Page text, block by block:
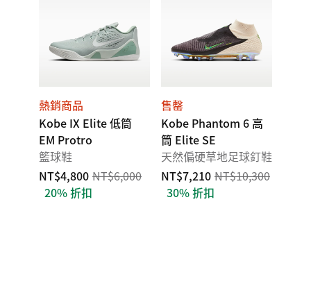
熱銷商品
Kobe IX Elite 低筒
EM Protro
籃球鞋
NT$4,800 NT$6,000
20% 折扣
售罄
Kobe Phantom 6 高
筒 Elite SE
天然偏硬草地足球釘鞋
NT$7,210 NT$10,300
30% 折扣